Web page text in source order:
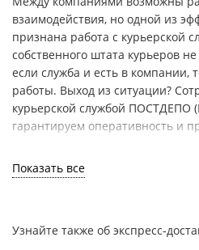
взаимодействия, но одной из
признана работа с курьерской
собственного штата курьеров
если служба и есть в компании,
работы. Выход из ситуации?
курьерской службой ПОСТДЕПО
гарантируем оперативность и
Как мы
автоматизма:
Показать все
Узнайте также об экспресс-